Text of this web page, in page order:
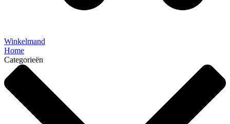
Winkelmand
Home
Categorieën